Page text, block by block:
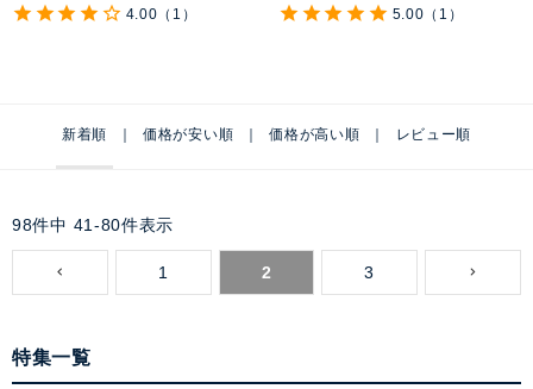
4.00 （1） 5.00 （1）
新着順 価格が安い順 価格が高い順 レビュー順
98件中 41 -80件表示
1 2 3
特集一覧